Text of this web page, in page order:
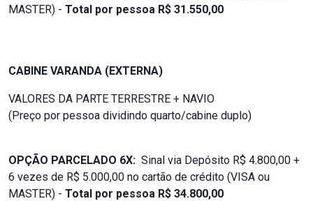
MASTER) - Total por pessoa R$ 31.550,00
CABINE VARANDA (EXTERNA)
VALORES DA PARTE TERRESTRE + NAVIO
(Preço por pessoa dividindo quarto/cabine duplo)
OPÇÃO PARCELADO 6X: Sinal via Depósito R$ 4.800,00 +
6 vezes de R$ 5.000,00 no cartão de crédito (VISA ou
MASTER) - Total por pessoa R$ 34.800,00